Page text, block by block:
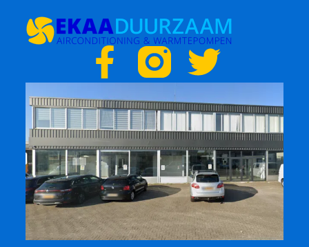
F
a
c
e
b
o
T
w
i
t
t
e